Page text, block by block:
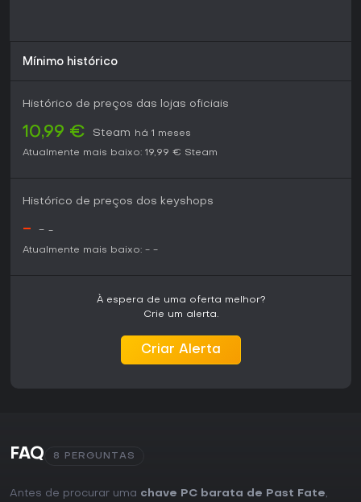
experiências polidas talvez espere mais desenvolvimento,
Mínimo histórico
Histórico de preços das lojas oficiais
10,99 € Steam
há 1 meses
Atualmente mais baixo: 19,99 € Steam
Histórico de preços dos keyshops
- - -
Atualmente mais baixo: - -
À espera de uma oferta melhor?
Crie um alerta.
Criar Alerta
FAQ 8 PERGUNTAS
Antes de procurar uma chave PC barata de Past Fate,